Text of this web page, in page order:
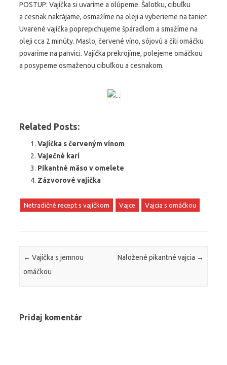
POSTUP: Vajíčka si uvaríme a olúpeme. Šalotku, cibuľku
a cesnak nakrájame, osmažíme na oleji a vyberieme na tanier.
Uvarené vajíčka poprepichujeme špáradlom a smažíme na
oleji cca 2 minúty. Maslo, červené víno, sójovú a čili omáčku
povaríme na panvici. Vajíčka prekrojíme, polejeme omáčkou
a posypeme osmaženou cibuľkou a cesnakom.
Related Posts:
Vajíčka s červeným vínom
Vaječné karí
Pikantné mäso v omelete
Zázvorové vajíčka
Netradičné recept s vajíčkom Vajce Vajcia s omáčkou
Post navigation
← Vajíčka s jemnou
omáčkou
Naložené pikantné vajcia →
Pridaj komentár